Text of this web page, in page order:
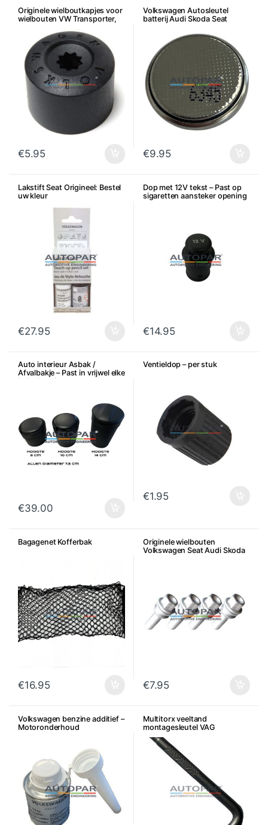
Originele wielboutkapjes voor
wielbouten VW Transporter,
€5.95
Volkswagen Autosleutel
batterij Audi Skoda Seat
€9.95
Lakstift Seat Origineel: Bestel
uw kleur
€27.95
Dop met 12V tekst – Past op
sigaretten aansteker opening
€14.95
Auto interieur Asbak /
Afvalbakje – Past in vrijwel elke
bekerhouder
€39.00
Ventieldop – per stuk
€1.95
Bagagenet Kofferbak
€16.95
Originele wielbouten
Volkswagen Seat Audi Skoda
€7.95
Volkswagen benzine additief –
Motoronderhoud
Multitorx veeltand
montagesleutel VAG
achterklepslot